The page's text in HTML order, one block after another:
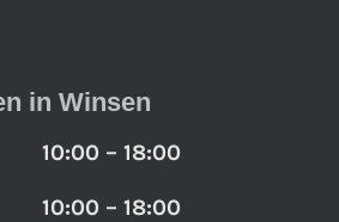
in Winsen
10:00 – 18:00
10:00 – 18:00